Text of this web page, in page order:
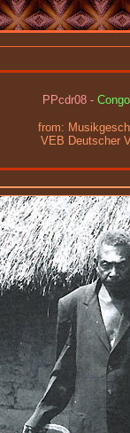
PPcdr08 -
from:
VEB Deutscher